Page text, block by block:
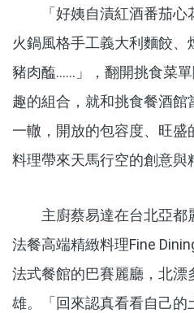
「好姨自漬紅酒番茄心
火鍋風格手工義大利麵餃
豬肉醢……」，翻開挑食菜
趣的組合，就和挑食餐酒館
一轍，開放的包容度、旺盛
料理帶來天馬行空的創意與
主廚蔡易達在台北亞都
法餐高端精緻料理Fine
法式餐館的巴賽麗廳，北漂
雄。「回來認真看看自己